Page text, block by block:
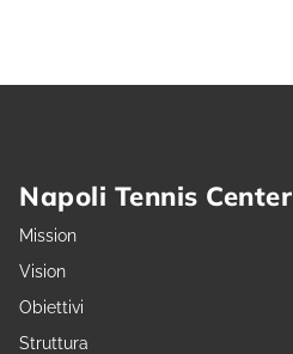
Napoli Tennis Center
Mission
Vision
Obiettivi
Struttura